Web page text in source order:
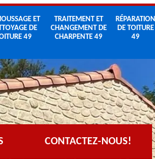
ET
DE
49
TRAITEMENT ET
CHANGEMENT DE
CHARPENTE 49
RÉPARATION
DE TOITURE
49
CONTACTEZ-NOUS!